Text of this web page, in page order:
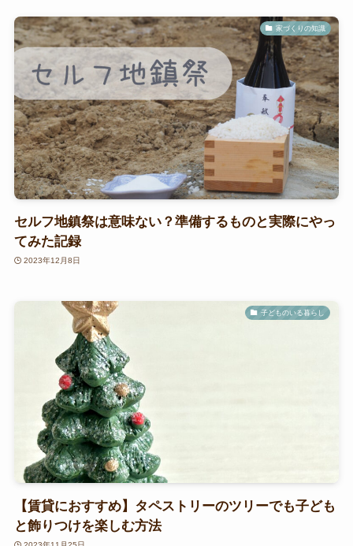
家づくりの知識
セルフ地鎮祭は意味ない？準備するものと実際にやっ
てみた記録
2023年12月8日
子どものいる暮らし
【賃貸におすすめ】タペストリーのツリーでも子ども
と飾りつけを楽しむ方法